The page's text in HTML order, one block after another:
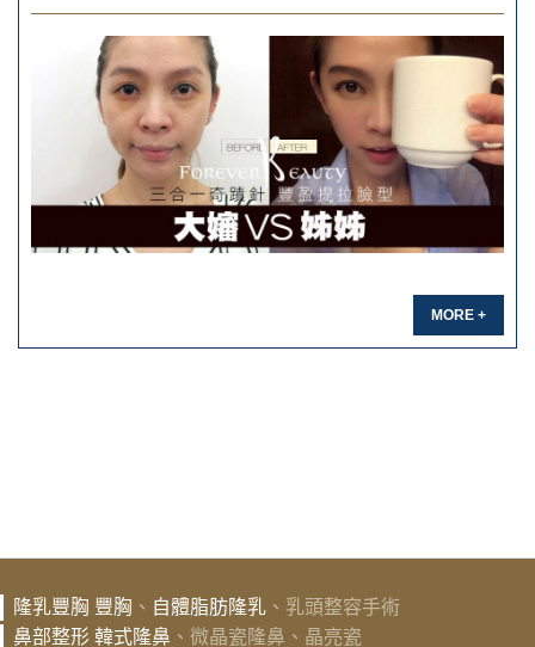
MORE +
隆乳豐胸 豐胸 、 自體脂肪隆乳 、乳頭整容手術
鼻部整形 韓式隆鼻 、微晶瓷隆鼻、晶亮瓷